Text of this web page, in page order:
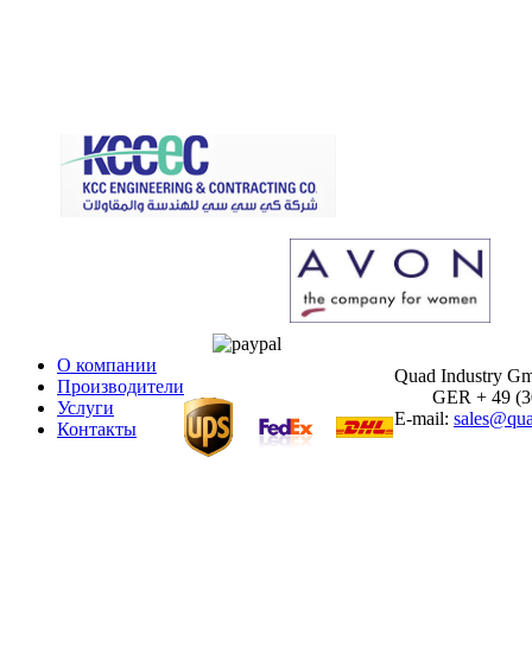
О компании
Производители
Услуги
Контакты
Quad Industry
GER + 49
E-mail: